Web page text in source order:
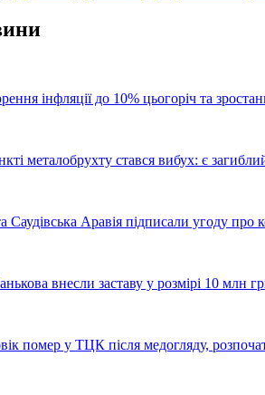
інфляції до 10% цьогоріч та
металобрухту стався вибух: є
Саудівська Аравія підписали угоду про
внесли заставу у розмірі 10 млн
помер у ТЦК після медогляду,